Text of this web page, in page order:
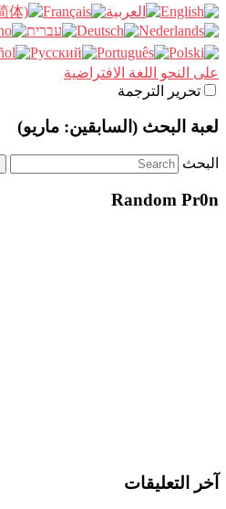
على النحو اللغة الافتراضية
تحرير الترجمة
لعبة البحث (السابقين: ماريو)
البحث
Random Pr0n
آخر التعليقات